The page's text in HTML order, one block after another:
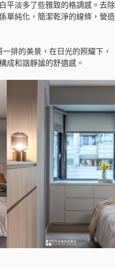
平淡多了些雅致的格調感。去除
單純化，簡潔乾淨的線條，營造
排的美景，在日光的照耀下，
成和諧靜謐的舒適感。